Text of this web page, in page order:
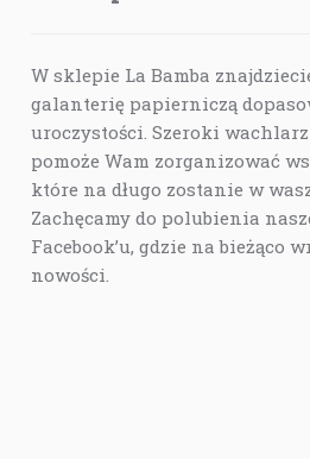
W sklepie La Bamba
galanterię papierniczą
uroczystości. Szeroki
pomoże Wam zorganizować
które na długo zostanie w
Zachęcamy do polubienia
Facebook’u, gdzie na bieżąco
nowości.